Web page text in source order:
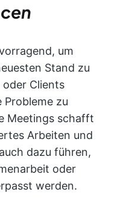
um
Stand zu
Clients
zu
Meetings schafft
Arbeiten und
dazu führen,
oder
werden.